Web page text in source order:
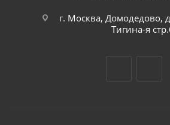
г. Москва, Домодедово,
Тигина-я